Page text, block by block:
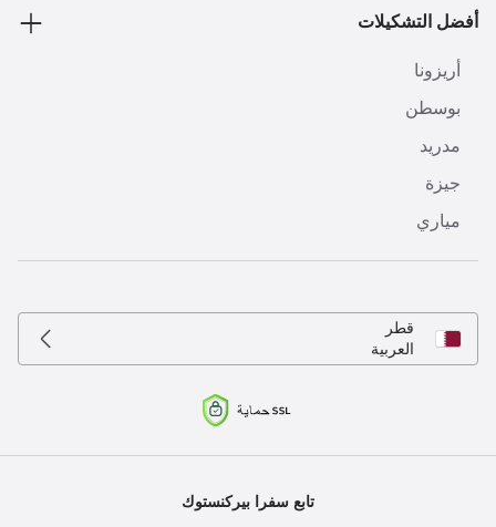
أفضل التشكيلات
أريزونا
بوسطن
مدريد
جيزة
مياري
قطر
العربية
تابع سفرا بيركنستوك